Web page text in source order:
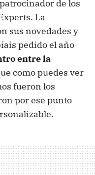
de los
La
sus novedades y
pedido el año
entre la
como puedes ver
fueron los
por ese punto